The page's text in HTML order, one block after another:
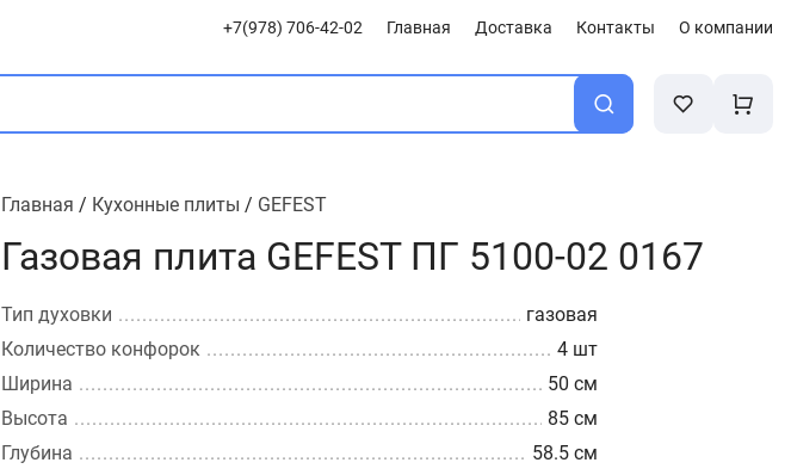
+7(978) 706-42-02 Главная Доставка Контакты О компании
Главная / Кухонные плиты / GEFEST
Газовая плита GEFEST ПГ 5100-02 0167
Тип духовки
газовая
Количество конфорок
4 шт
Ширина
50 см
Высота
85 см
Глубина
58.5 см